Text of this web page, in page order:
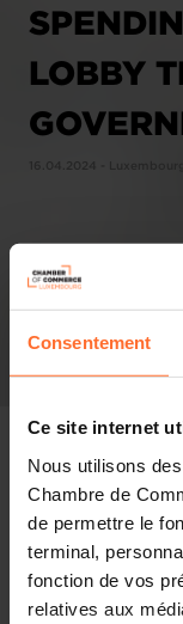
Consentement
Ce site internet
Nous utilisons
Chambre de
de permettre le
terminal,
fonction de vos
relatives aux
LOBBY
In the press
Share this